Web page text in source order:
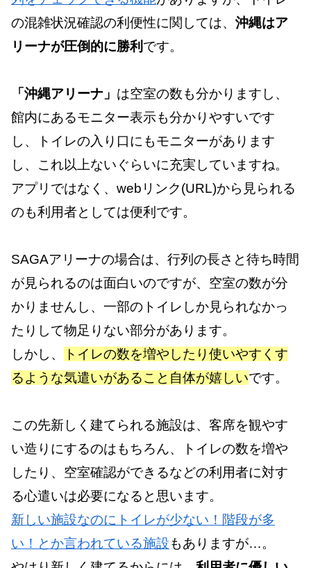
の混雑状況確認の利便性に関しては、 沖縄はア
リーナが圧倒的に勝利 です。
「沖縄アリーナ」 は空室の数も分かりますし、
館内にあるモニター表示も分かりやすいです
し、トイレの入り口にもモニターがあります
し、これ以上ないぐらいに充実していますね。
アプリではなく、webリンク(URL)から見られる
のも利用者としては便利です。
SAGAアリーナの場合は、行列の長さと待ち時間
が見られるのは面白いのですが、空室の数が分
かりませんし、一部のトイレしか見られなかっ
たりして物足りない部分があります。
しかし、
トイレの数を増やしたり使いやすくす
るような気遣いがあること自体が嬉しいです。
この先新しく建てられる施設は、客席を観やす
い造りにするのはもちろん、トイレの数を増や
したり、空室確認ができるなどの利用者に対す
る心遣いは必要になると思います。
新しい施設なのにトイレが少ない！階段が多
い！とか言われている施設もありますが…。